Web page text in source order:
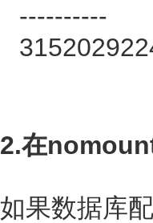
----------
2.在
如果数据库